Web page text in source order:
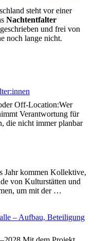
steht vor einer
Nachtentfalter
und frei von
noch lange nicht.
Off-Location:Wer
Verantwortung für
die nicht immer planbar
Jahr kommen Kollektive,
von Kulturstätten und
um mit der …
– Aufbau, Beteiligung